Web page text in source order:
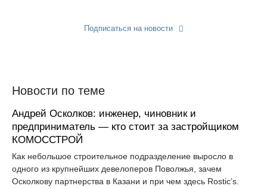
Подписаться на новости
Новости по теме
Андрей Осколков: инженер, чиновник и
предприниматель — кто стоит за застройщиком
КОМОССТРОЙ
Как небольшое строительное подразделение выросло в
одного из крупнейших девелоперов Поволжья, зачем
Осколкову партнерства в Казани и при чем здесь Rostic’s.